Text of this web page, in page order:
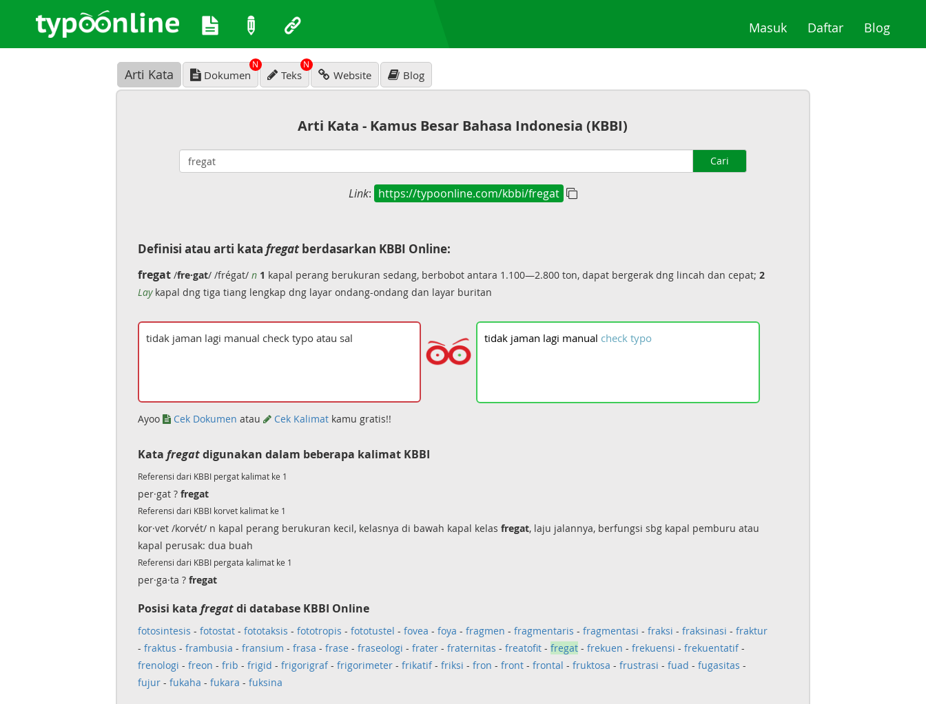
Masuk(current)
Daftar(current)
Blog
Arti Kata Dokumen
N
Teks
N
Website Blog
Arti Kata - Kamus Besar Bahasa Indonesia (KBBI)
Cari
Link: https://typoonline.com/kbbi/fregat
Definisi atau arti kata fregatberdasarkan KBBI Online:
fregat/fre·gat/ /frégat/ n 1 kapal perang berukuran sedang, berbobot antara 1.100—2.800 ton, dapat bergerak dng lincah dan cepat; 2
Laykapal dng tiga tiang lengkap dng layar ondang-ondang dan layar buritan
tidak jaman lagi manual check typo
Ayoo Cek Dokumen atau Cek Kalimatkamu gratis!!
Kata fregatdigunakan dalam beberapa kalimat KBBI
Referensi dari KBBI pergat kalimat ke 1
per·gat ? fregat
Referensi dari KBBI korvet kalimat ke 1
kor·vet /korvét/ n kapal perang berukuran kecil, kelasnya di bawah kapal kelas fregat, laju jalannya, berfungsi sbg kapal pemburu atau
kapal perusak: dua buah
Referensi dari KBBI pergata kalimat ke 1
per·ga·ta ? fregat
Posisi kata fregatdi database KBBI Online
fotosintesis - fotostat- fototaksis - fototropis - fototustel - fovea - foya - fragmen - fragmentaris - fragmentasi - fraksi - fraksinasi - fraktur
- fraktus - frambusia - fransium - frasa - frase - fraseologi - frater- fraternitas - freatofit- fregat- frekuen - frekuensi - frekuentatif-
frenologi - freon - frib - frigid - frigorigraf- frigorimeter- frikatif- friksi - fron - front- frontal - fruktosa - frustrasi - fuad - fugasitas -
fujur- fukaha - fukara - fuksina